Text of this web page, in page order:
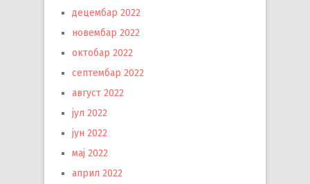
децембар 2022
новембар 2022
октобар 2022
септембар 2022
август 2022
јул 2022
јун 2022
мај 2022
април 2022